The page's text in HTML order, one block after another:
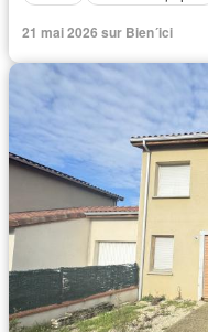
21 mai 2026 sur Bien´ici